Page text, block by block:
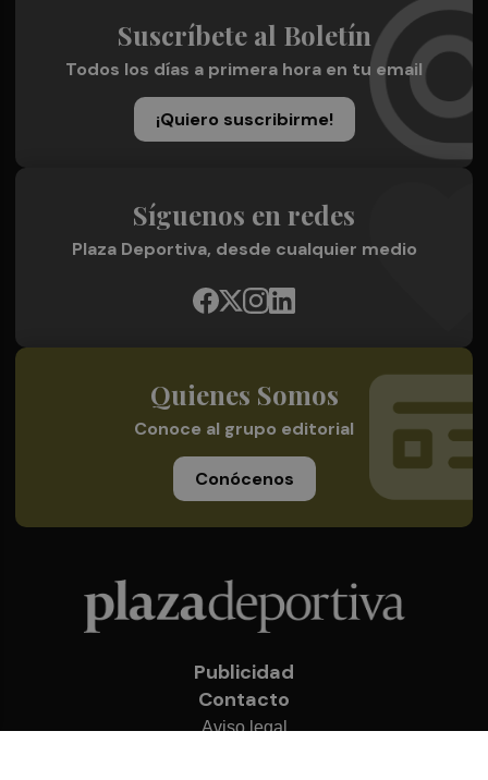
Suscríbete al Boletín
Todos los días a primera hora en tu email
¡Quiero suscribirme!
Síguenos en redes
Plaza Deportiva, desde cualquier medio
Quienes Somos
Conoce al grupo editorial
Conócenos
Publicidad
Contacto
Aviso legal